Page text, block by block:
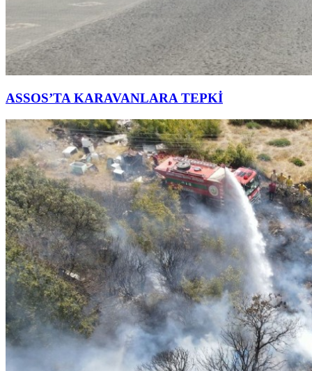
ASSOS’TA KARAVANLARA TEPKİ